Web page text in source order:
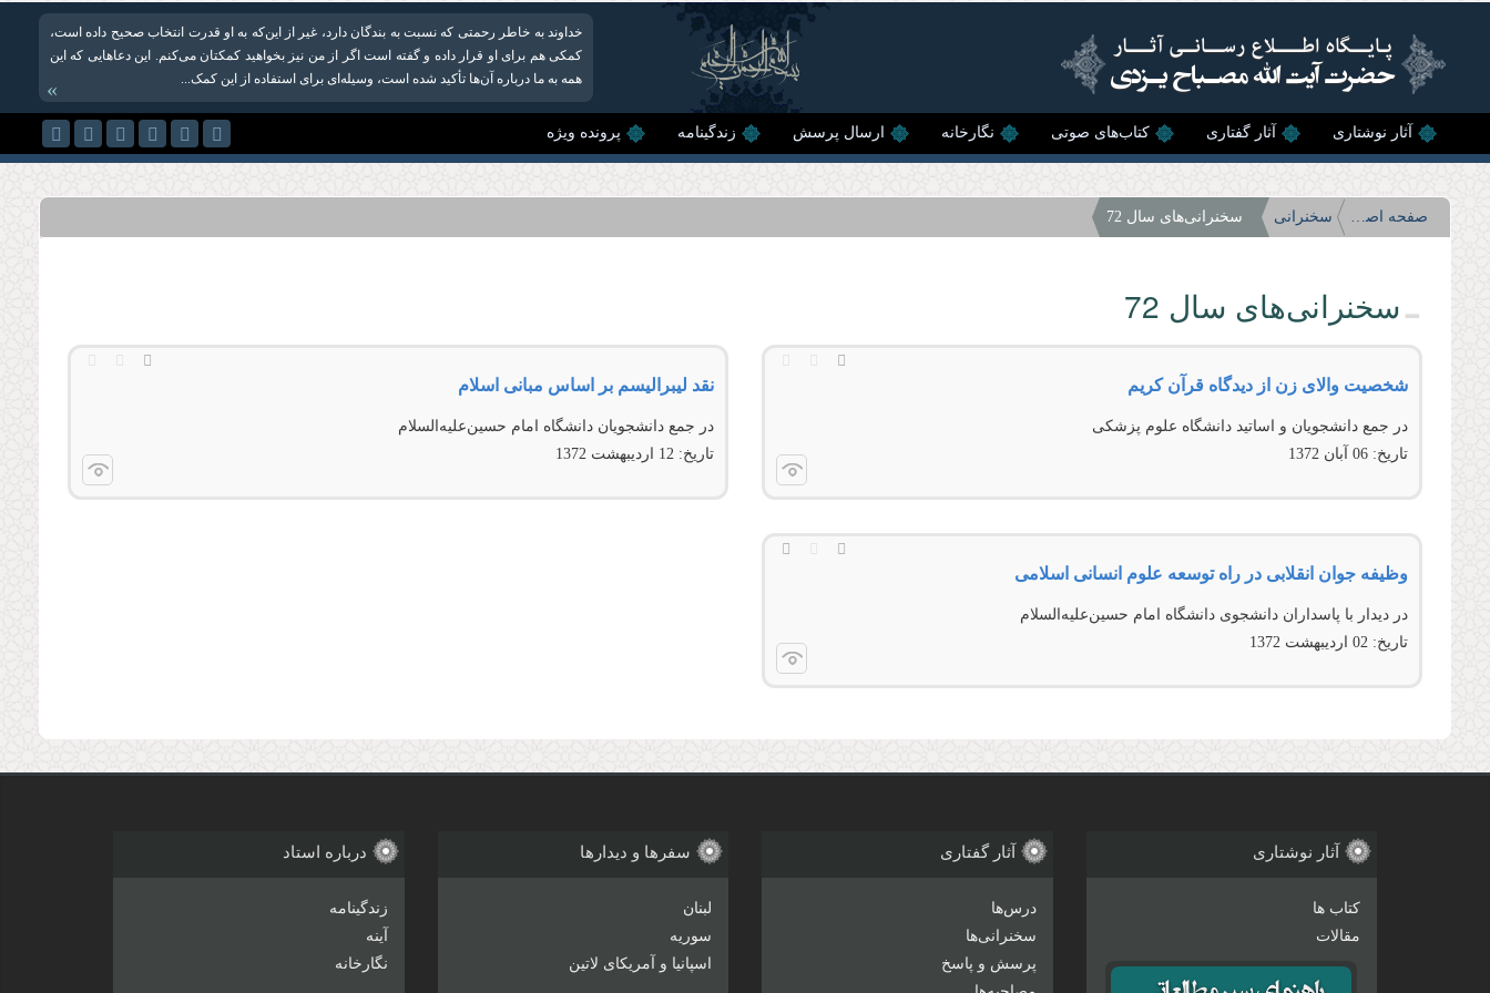
خداوند به خاطر رحمتی که نسبت به بندگان دارد، غیر از این‌که به او قدرت انتخاب صحیح داده است،
کمکی هم برای او قرار داده و گفته است اگر از من نیز بخواهید کمکتان می‌کنم. این دعاهایی که این
همه به ما درباره آن‌ها تأکید شده است، وسیله‌ای برای استفاده از این کمک‌...
»
آثار نوشتاری آثار گفتاری کتاب‌های صوتی نگارخانه ارسال پرسش زندگینامه پرونده ویژه
صفحه اصلی سخنرانی سخنرانی‌های سال 72
سخنرانی‌های سال 72
شخصیت والای زن از دیدگاه قرآن کریم
در جمع دانشجویان و اساتید دانشگاه علوم پزشکی
تاریخ: 06 آبان 1372
نقد لیبرالیسم بر اساس مبانی اسلام
در جمع دانشجویان دانشگاه امام حسین‌علیه‌السلام
تاریخ: 12 ارديبهشت 1372
وظیفه جوان انقلابی در راه توسعه علوم انسانی اسلامی
در دیدار با پاسداران دانشجوی دانشگاه امام حسین‌علیه‌السلام
تاریخ: 02 ارديبهشت 1372
آثار نوشتاری
کتاب ها
مقالات
آثار گفتاری
درس‌ها
سخنرانی‌ها
پرسش و پاسخ
سفرها و دیدارها
لبنان
سوریه
اسپانیا و آمریکای لاتین
درباره استاد
زندگینامه
آینه
نگارخانه